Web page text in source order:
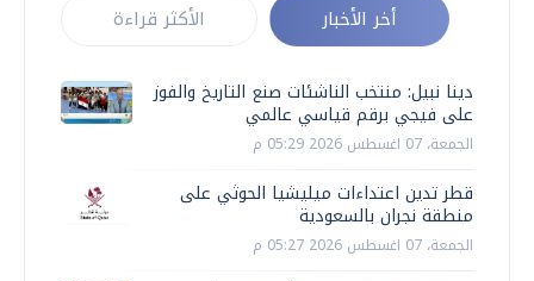
أخر الأخبار الأكثر قراءة
دينا نبيل: منتخب الناشئات صنع التاريخ والفوز
على فيجي برقم قياسي عالمي
الجمعة، 07 اغسطس 2026 05:29 م
قطر تدين اعتداءات ميليشيا الحوثي على
منطقة نجران بالسعودية
الجمعة، 07 اغسطس 2026 05:27 م